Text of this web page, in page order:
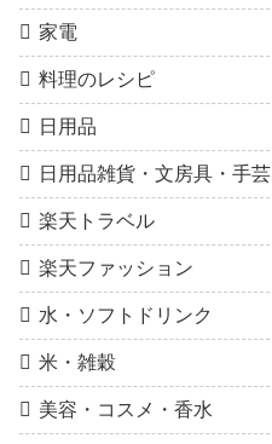
家電
料理のレシピ
日用品
日用品雑貨・文房具・手芸
楽天トラベル
楽天ファッション
水・ソフトドリンク
米・雑穀
美容・コスメ・香水